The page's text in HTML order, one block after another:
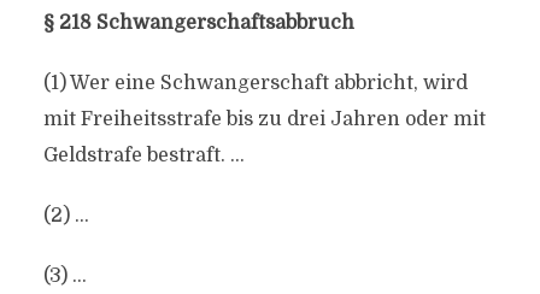
§ 218 Schwangerschaftsabbruch
(1) Wer eine Schwangerschaft abbricht, wird
mit Freiheitsstrafe bis zu drei Jahren oder mit
Geldstrafe bestraft. …
(2) …
(3) …